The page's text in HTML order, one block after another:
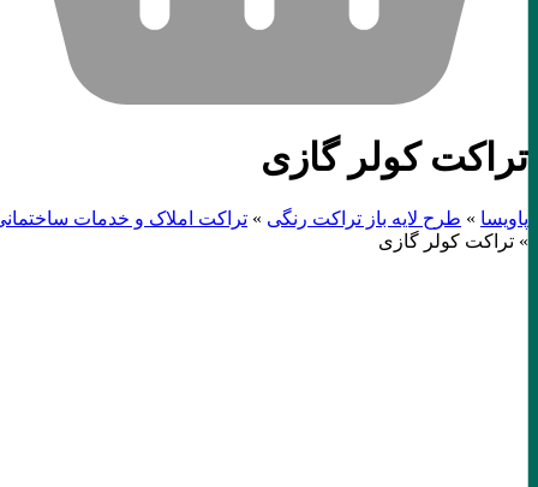
تراکت کولر گازی
پاویسا»طرح لایه باز تراکت رنگی »تراکت املاک و خدمات ساختمانی
»تراکت کولر گازی